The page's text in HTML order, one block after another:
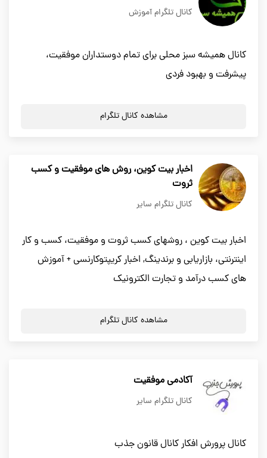
کانال تلگرام آموزش
کانال همیشه سبز محلی برای تمام دوستداران موفقیت،
پیشرفت و بهبود فردی
مشاهده کانال تلگرام
اخبار بیت کوین، روش های موفقیت و کسب
ثروت
کانال تلگرام سایر
اخبار بیت کوین ، روشهای کسب ثروت و موفقیت، کسب و کار
اینترنتی، بازاریابی و برندینگ, اخبار کریپتوکارنسی + آموزش
های کسب درآمد و تجارت الکترونیک
مشاهده کانال تلگرام
آکادمی موفقیت
کانال تلگرام سایر
کانال پرورش افکار کانال قانون جذب